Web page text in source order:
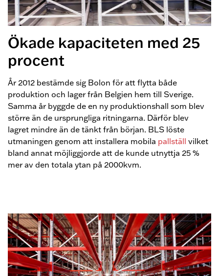
Ökade kapaciteten med 25
procent
År 2012 bestämde sig Bolon för att flytta både
produktion och lager från Belgien hem till Sverige.
Samma år byggde de en ny produktionshall som blev
större än de ursprungliga ritningarna. Därför blev
lagret mindre än de tänkt från början. BLS löste
utmaningen genom att installera mobila pallställ vilket
bland annat möjliggjorde att de kunde utnyttja 25 %
mer av den totala ytan på 2000kvm.